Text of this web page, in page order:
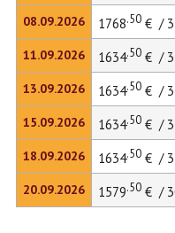
08.09.2026
11.09.2026
13.09.2026
15.09.2026
18.09.2026
20.09.2026
1768.50€ /
1634.50€ /
1634.50€ /
1634.50€ /
1634.50€ /
1579.50€ /